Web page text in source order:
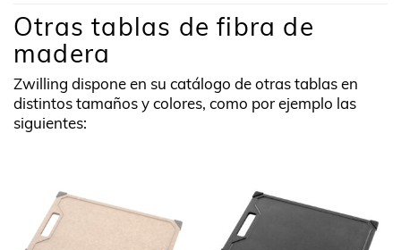
Otras tablas de fibra de
madera
Zwilling dispone en su catálogo de otras tablas en
distintos tamaños y colores, como por ejemplo las
siguientes: